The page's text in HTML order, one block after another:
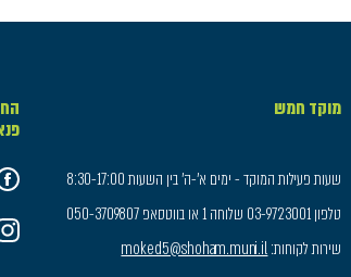
מוקד חמש
שעות פעילות המוקד - ימים א'-ה' בין השעות 8:30-17:00
טלפון 03-9723001 שלוחה 1 או בווטסאפ 050-3709807
שירות לקוחות:moked5@shoham.muni.il